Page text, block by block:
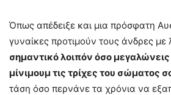
Όπως απέδειξε και μια πρόσφατη
γυναίκες προτιμούν τους άνδρες με
σημαντικό λοιπόν όσο μεγαλώνεις
μίνιμουμ τις τρίχες του σώματος
τάση όσο περνάνε τα χρόνια να